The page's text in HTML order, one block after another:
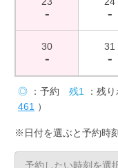
- -
30
-
31
-
◎ ：予約 残1 ：残
461 ）
※日付を選ぶと予約時